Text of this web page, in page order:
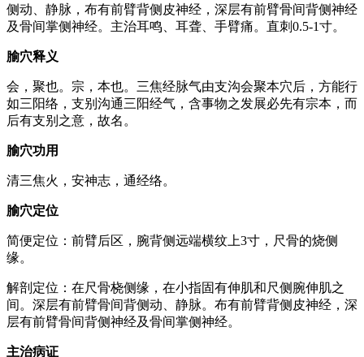
侧动、静脉，布有前臂背侧皮神经，深层有前臂骨间背侧神经
及骨间掌侧神经。主治耳鸣、耳聋、手臂痛。直刺0.5-1寸。
腧穴释义
会，聚也。宗，本也。三焦经脉气由支沟会聚本穴后，方能行
如三阳络，支别沟通三阳经气，含事物之发展必先有宗本，而
后有支别之意，故名。
腧穴功用
清三焦火，安神志，通经络。
腧穴定位
简便定位：前臂后区，腕背侧远端横纹上3寸，尺骨的烧侧
缘。
解剖定位：在尺骨桡侧缘，在小指固有伸肌和尺侧腕伸肌之
间。深层有前臂骨间背侧动、静脉。布有前臂背侧皮神经，深
层有前臂骨间背侧神经及骨间掌侧神经。
主治病证